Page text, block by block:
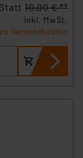
Statt 10,00 € **
inkl. MwSt.
Versandkosten